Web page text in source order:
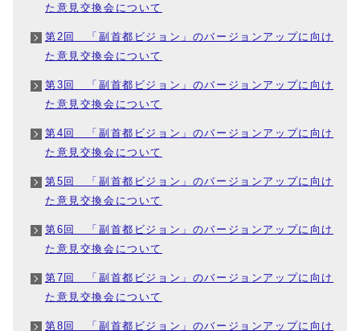
た意見交換会について
第2回 「副首都ビジョン」のバージョンアップに向け
た意見交換会について
第3回 「副首都ビジョン」のバージョンアップに向け
た意見交換会について
第4回 「副首都ビジョン」のバージョンアップに向け
た意見交換会について
第5回 「副首都ビジョン」のバージョンアップに向け
た意見交換会について
第6回 「副首都ビジョン」のバージョンアップに向け
た意見交換会について
第7回 「副首都ビジョン」のバージョンアップに向け
た意見交換会について
第8回 「副首都ビジョン」のバージョンアップに向け